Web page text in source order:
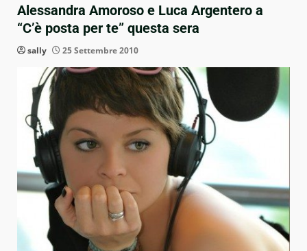
Alessandra Amoroso e Luca Argentero a
“C’è posta per te” questa sera
sally 25 Settembre 2010